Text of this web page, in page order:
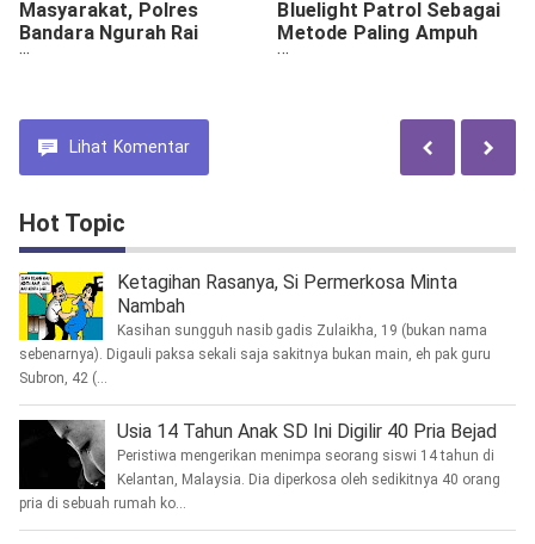
Masyarakat, Polres
Bandara Ngurah Rai
Tempatkan Personil di
Bluelight Patrol Sebagai
Metode Paling Ampuh
Cegah Pelaku Kejahatan
Lihat Komentar
Hot Topic
Ketagihan Rasanya, Si Permerkosa Minta
Nambah
Kasihan sungguh nasib gadis Zulaikha, 19 (bukan nama
sebenarnya). Digauli paksa sekali saja sakitnya bukan main, eh pak guru
Subron, 42 (...
Usia 14 Tahun Anak SD Ini Digilir 40 Pria Bejad
Peristiwa mengerikan menimpa seorang siswi 14 tahun di
Kelantan, Malaysia. Dia diperkosa oleh sedikitnya 40 orang
pria di sebuah rumah ko...